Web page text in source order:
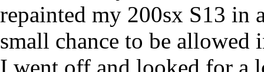
repainted my 200sx S13 in
small chance to be allowed
I went off and looked for a